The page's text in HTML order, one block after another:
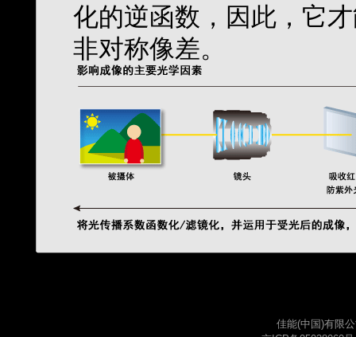
化的逆函数，因此，它
非对称像差。
佳能(中国)有限